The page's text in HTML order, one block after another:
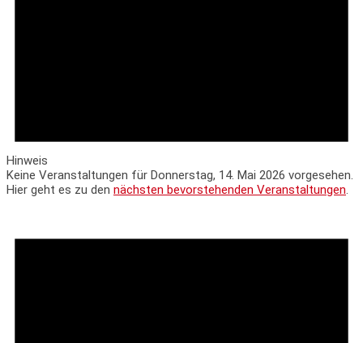
Hinweis
Keine Veranstaltungen für Donnerstag, 14. Mai 2026 vorgesehen.
Hier geht es zu den nächsten bevorstehenden Veranstaltungen.